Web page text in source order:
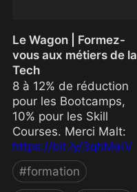
Le Wagon | Formez-
vous aux métiers de la
Tech
8 à 12% de réduction
pour les Bootcamps,
10% pour les Skill
Courses. Merci Malt:
https://bit.ly/3qhMaiV
#formation